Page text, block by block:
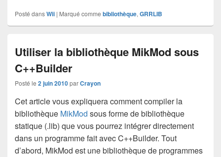
Posté dansWii | Marqué comme bibliothèque,GRRLIB
Utiliser la bibliothèque MikMod sous
C++Builder
Posté le 2 juin 2010parCrayon
Cet article vous expliquera comment compiler la
bibliothèque MikMod sous forme de bibliothèque
statique (.lib) que vous pourrez intégrer directement
dans un programme fait avec C++Builder. Tout
d’abord, MikMod est une bibliothèque de programmes